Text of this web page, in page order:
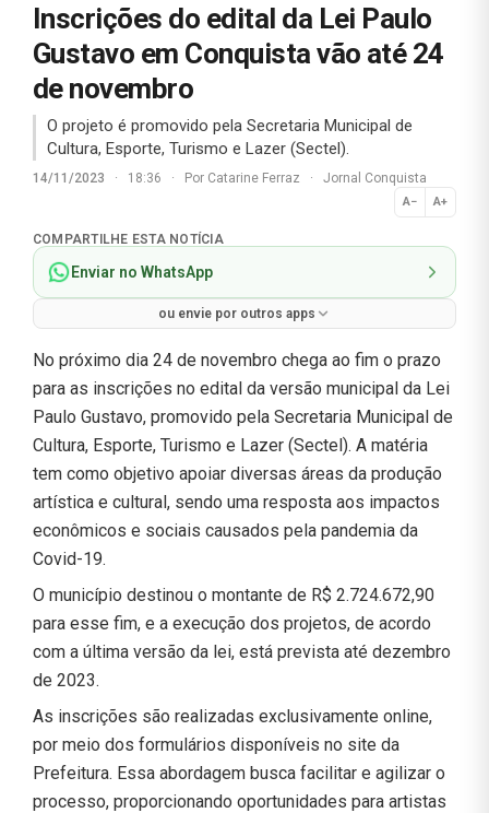
Inscrições do edital da Lei Paulo
Gustavo em Conquista vão até 24
de novembro
O projeto é promovido pela Secretaria Municipal de
Cultura, Esporte, Turismo e Lazer (Sectel).
14/11/2023 · 18:36 · Por Catarine Ferraz · Jornal Conquista
A− A+
Normal
COMPARTILHE ESTA NOTÍCIA
Enviar no WhatsApp
ou envie por outros apps
No próximo dia 24 de novembro chega ao fim o prazo
para as inscrições no edital da versão municipal da Lei
Paulo Gustavo, promovido pela Secretaria Municipal de
Cultura, Esporte, Turismo e Lazer (Sectel). A matéria
tem como objetivo apoiar diversas áreas da produção
artística e cultural, sendo uma resposta aos impactos
econômicos e sociais causados pela pandemia da
Covid-19.
O município destinou o montante de R$ 2.724.672,90
para esse fim, e a execução dos projetos, de acordo
com a última versão da lei, está prevista até dezembro
de 2023.
As inscrições são realizadas exclusivamente online,
por meio dos formulários disponíveis no site da
Prefeitura. Essa abordagem busca facilitar e agilizar o
processo, proporcionando oportunidades para artistas